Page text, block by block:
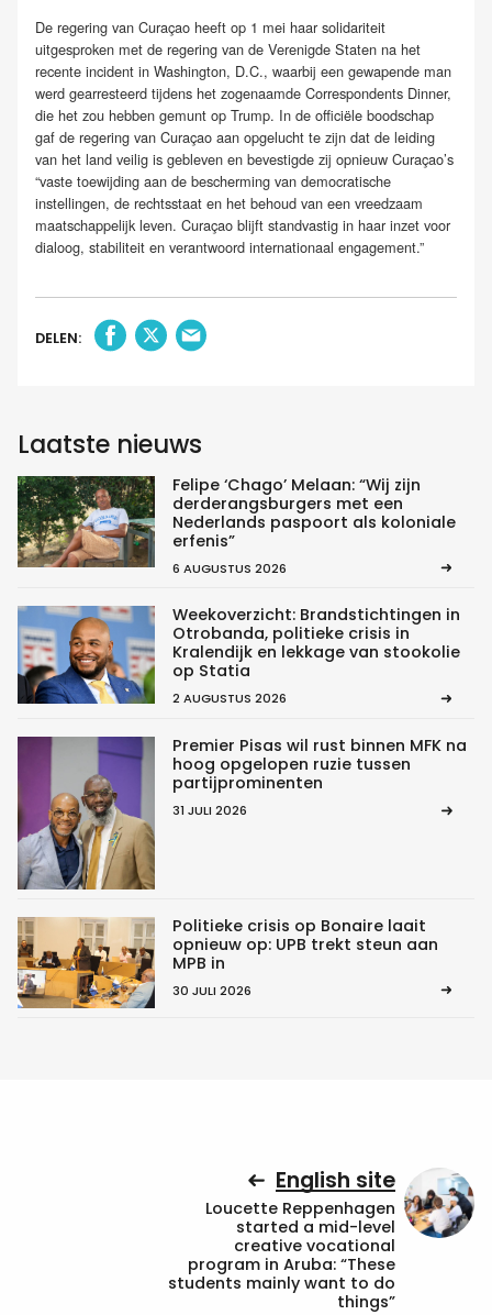
De regering van Curaçao heeft op 1 mei haar solidariteit
uitgesproken met de regering van de Verenigde Staten na het
recente incident in Washington, D.C., waarbij een gewapende man
werd gearresteerd tijdens het zogenaamde Correspondents Dinner,
die het zou hebben gemunt op Trump. In de officiële boodschap
gaf de regering van Curaçao aan opgelucht te zijn dat de leiding
van het land veilig is gebleven en bevestigde zij opnieuw Curaçao’s
“vaste toewijding aan de bescherming van democratische
instellingen, de rechtsstaat en het behoud van een vreedzaam
maatschappelijk leven. Curaçao blijft standvastig in haar inzet voor
dialoog, stabiliteit en verantwoord internationaal engagement.”
DELEN:
Laatste nieuws
Felipe ‘Chago’ Melaan: “Wij zijn
derderangsburgers met een
Nederlands paspoort als koloniale
erfenis”
6 AUGUSTUS 2026
Weekoverzicht: Brandstichtingen in
Otrobanda, politieke crisis in
Kralendijk en lekkage van stookolie
op Statia
2 AUGUSTUS 2026
Premier Pisas wil rust binnen MFK na
hoog opgelopen ruzie tussen
partijprominenten
31 JULI 2026
Politieke crisis op Bonaire laait
opnieuw op: UPB trekt steun aan
MPB in
30 JULI 2026
English site
Loucette Reppenhagen
started a mid-level
creative vocational
program in Aruba: “These
students mainly want to do
things”